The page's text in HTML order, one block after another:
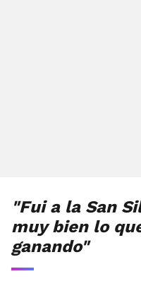
"Fui a la San
muy bien lo
ganando"